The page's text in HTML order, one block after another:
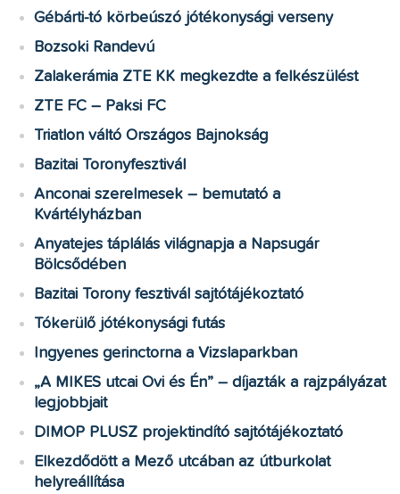
Gébárti-tó körbeúszó jótékonysági verseny
Bozsoki Randevú
Zalakerámia ZTE KK megkezdte a felkészülést
ZTE FC – Paksi FC
Triatlon váltó Országos Bajnokság
Bazitai Toronyfesztivál
Anconai szerelmesek – bemutató a
Kvártélyházban
Anyatejes táplálás világnapja a Napsugár
Bölcsődében
Bazitai Torony fesztivál sajtótájékoztató
Tókerülő jótékonysági futás
Ingyenes gerinctorna a Vizslaparkban
„A MIKES utcai Ovi és Én” – díjazták a rajzpályázat
legjobbjait
DIMOP PLUSZ projektindító sajtótájékoztató
Elkezdődött a Mező utcában az útburkolat
helyreállítása